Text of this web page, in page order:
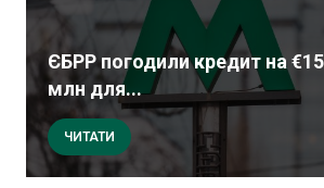
ЄБРР погодили кредит на
млн для...
ЧИТАТИ